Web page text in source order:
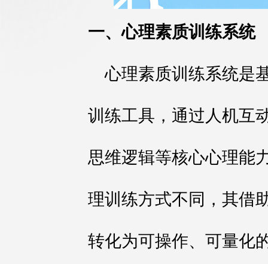
一、心理素质训练系统
心理素质训练系统是
训练工具，通过人机互
思维逻辑等核心心理能
理训练方式不同，其借
转化为可操作、可量化